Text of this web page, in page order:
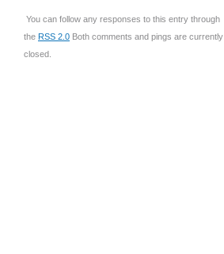
You can follow any responses to this entry through
the RSS 2.0 Both comments and pings are currently
closed.